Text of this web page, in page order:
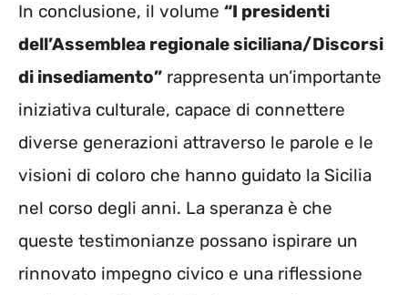
In conclusione, il volume “I presidenti
dell’Assemblea regionale siciliana/Discorsi
di insediamento” rappresenta un’importante
iniziativa culturale, capace di connettere
diverse generazioni attraverso le parole e le
visioni di coloro che hanno guidato la Sicilia
nel corso degli anni. La speranza è che
queste testimonianze possano ispirare un
rinnovato impegno civico e una riflessione